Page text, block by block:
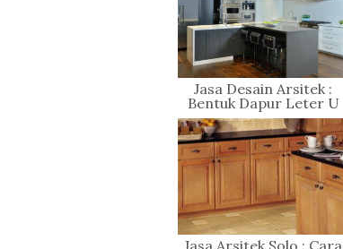
Jasa Desain Arsitek :
Bentuk Dapur Leter U
Jasa Arsitek Solo : Cara